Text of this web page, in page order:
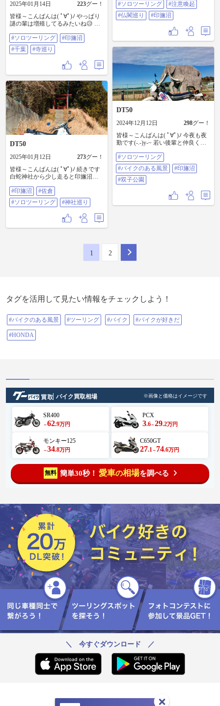
2025年01月14日 223グー！
皆様～こんばんは( ﾟ∀ﾟ)ﾉ やっぱり
謎の輩は増殖してるみたいね😥 フ
てましたね～また、私の所に来た
らスクショして公開処刑します(笑)
さて 続きです 神社ばかり行ってた
から寺ってなんか馴染まない気が
しますが、凄く立派な作りに感心
します ここはお墓もあるので金回
りが良いのかな～なんて不謹慎な
事を(笑) お隣に向かいます #ソロツ
ーリング #印旛沼 #千葉 #寺巡り
#ソロツーリング
#印旛沼
#千葉
#寺巡り
すね😥 LVとNanaって奴ですね～コ
イツら同一人物です。 やたらと
LINEでのやり取りをしたがりま
す。 2人の共通のワードは｢仲良く
してね。｣です。 バイクの話よりも
私情をやたら聞いて来ます。 もう
複数コピーが入り込んでると思い
ますがご注意を🙇 と、続きです 結
構ハードな廃道を越えると寺が出
合併した寺らしいんですが ちょい
と見学します #ソロツーリング #注
意喚起 #仏閣巡り #印旛沼
#ソロツーリング
#注意喚起
#仏閣巡り
#印旛沼
DT50
2025年01月12日 273グー！
皆様～こんばんは( ﾟ∀ﾟ)ﾉ 続きです
白蛇神社から少し走ると印旛沼の
や廃道があるので短いが割と楽し
い それと同じ位にあるのが神社や
寺ですね 地区や村ごとに信仰が有
見 小さいけど立派な神社ですね #
印旛沼 #佐倉 #ソロツーリング #神
#印旛沼
#佐倉
#ソロツーリング
#神社巡り
DT50
2024年12月12日 298グー！
皆様～こんばんは( ﾟ∀ﾟ)ﾉ 今夜も夜
勤です(-.-)y-~ 若い後輩と仲良く働
る～と走ると双子公園が有ります
そこは印旛沼で発掘された像のモ
ニュメントがあるのでパシャリ
と！ #ソロツーリング #バイクのあ
#ソロツーリング
#バイクのある風景
#印旛沼
#双子公園
1 2
タグを活用して見たい情報をチェックしよう！
#バイクのある風景 #ツーリング #バイク #バイクが好きだ
#HONDA
バイク買取相場 ※画像と価格はイメージです
SR400
～62.9万円
PCX
3.6～29.2万円
モンキー125
～34.8万円
C650GT
27.1 ～ 74.6万円
無料 簡単30秒！ 愛車の相場を調べる
＼ 今すぐダウンロード ／